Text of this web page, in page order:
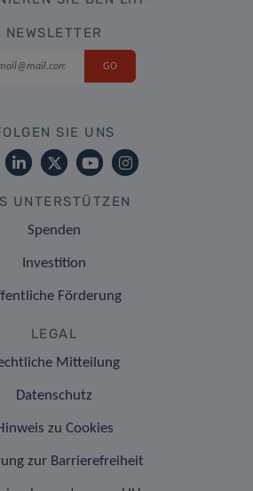
NEWSLETTER
SIE UNS
UNTERSTÜTZEN
Spenden
Investition
Förderung
LEGAL
Mitteilung
Datenschutz
zu Cookies
zur Barrierefreiheit